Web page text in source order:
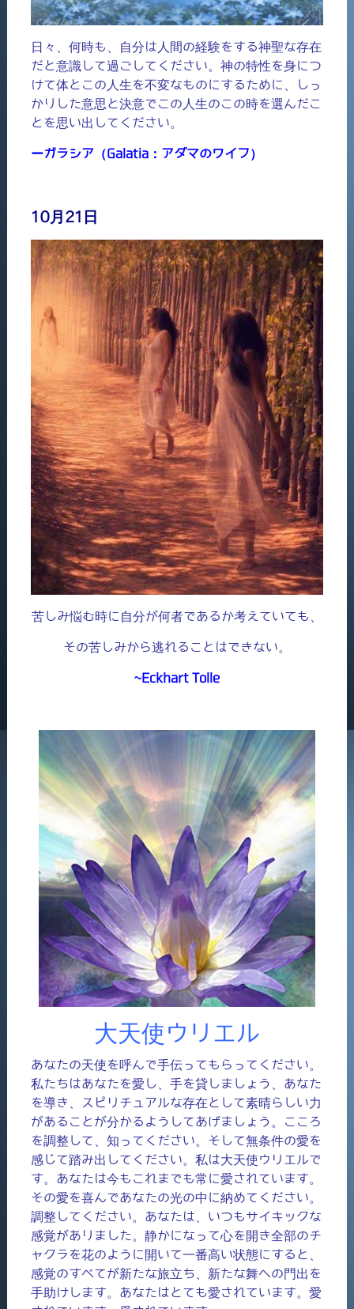
日々、何時も、自分は人間の経験をする神聖な存在
だと意識して過ごしてください。神の特性を身につ
けて体とこの人生を不変なものにするために、しっ
かりした意思と決意でこの人生のこの時を選んだこ
とを思い出してください。
ーガラシア（Galatia：アダマのワイフ）
10月21日
苦しみ悩む時に自分が何者であるか考えていても、
その苦しみから逃れることはできない
~Eckhart Tolle
大天使ウリエル
あなたの天使を呼んで手伝ってもらってください。
私たちはあなたを愛し、手を貸しましょう、あなた
を導き、スピリチュアルな存在として素晴らしい力
があることが分かるようしてあげましょう。こころ
を調整して、知ってください。そして無条件の愛を
感じて踏み出してください。私は大天使ウリエルで
す。あなたは今もこれまでも常に愛されています。
その愛を喜んであなたの光の中に納めてください。
調整してください。あなたは、いつもサイキックな
感覚がありました。静かになって心を開き全部のチ
ャクラを花のように開いて一番高い状態にすると、
感覚のすべてが新たな旅立ち、新たな舞への門出を
手助けします。あなたはとても愛されています。愛